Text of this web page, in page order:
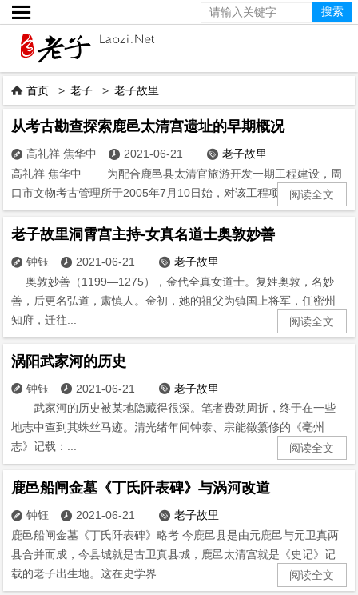

 首页 >老子 >老子故里
从考古勘查探索鹿邑太清宫遗址的早期概况
 高礼祥 焦华中  2021-06-21  老子故里
高礼祥 焦华中 为配合鹿邑县太清官旅游开发一期工程建设，周
口市文物考古管理所于2005年7月10日始，对该工程项目范围内...
阅读全文
老子故里洞霄宫主持-女真名道士奥敦妙善
 钟钰  2021-06-21  老子故里
奥敦妙善（1199—1275），金代全真女道士。复姓奥敦，名妙
善，后更名弘道，肃慎人。金初，她的祖父为镇国上将军，任密州
知府，迁往...
阅读全文
涡阳武家河的历史
 钟钰  2021-06-21  老子故里
武家河的历史被某地隐藏得很深。笔者费劲周折，终于在一些
地志中查到其蛛丝马迹。清光绪年间钟泰、宗能徵纂修的《亳州
志》记载：...
阅读全文
鹿邑船闸金墓《丁氏阡表碑》与涡河改道
 钟钰  2021-06-21  老子故里
鹿邑船闸金墓《丁氏阡表碑》略考 今鹿邑县是由元鹿邑与元卫真两
县合并而成，今县城就是古卫真县城，鹿邑太清宫就是《史记》记
载的老子出生地。这在史学界...
阅读全文